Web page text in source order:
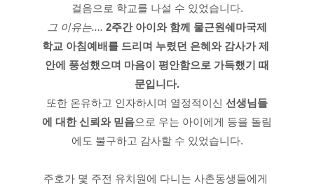
걸음으로 학교를 나설 수 있었습니다.
그 이유는.... 2주간 아이와 함께 물근원쉐마국제
학교 아침예배를 드리며 누렸던 은혜와 감사가 제
안에 풍성했으며 마음이 평안함으로 가득했기 때
문입니다.
또한 온유하고 인자하시며 열정적이신 선생님들
에 대한 신뢰와 믿음으로 우는 아이에게 등을 돌림
에도 불구하고 감사할 수 있었습니다.
주호가 몇 주전 유치원에 다니는 사촌동생들에게